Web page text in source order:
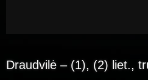
Draudvilė – (1), (2) liet.,